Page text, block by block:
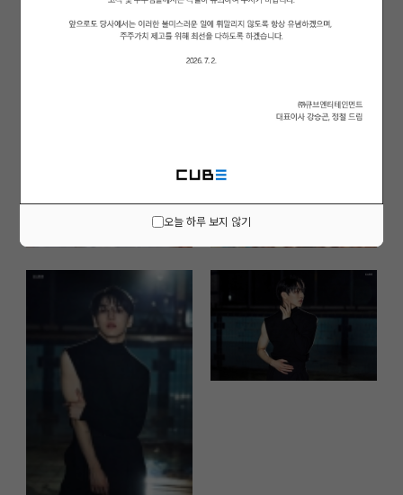
오늘 하루 보지 않기